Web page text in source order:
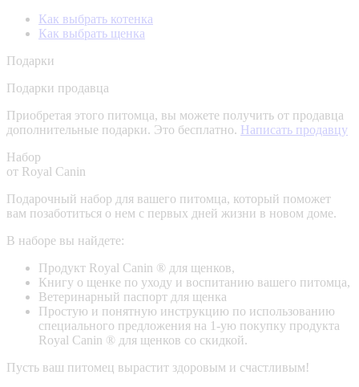
Как выбрать котенка
Как выбрать щенка
Подарки
Подарки продавца
Приобретая этого питомца, вы можете получить от продавца
дополнительные подарки. Это бесплатно. Написать продавцу
Набор
от Royal Canin
Подарочный набор для вашего питомца, который поможет
вам позаботиться о нем с первых дней жизни в новом доме.
В наборе вы найдете:
Продукт Royal Canin ® для щенков,
Книгу о щенке по уходу и воспитанию вашего питомца,
Ветеринарный паспорт для щенка
Простую и понятную инструкцию по использованию
специального предложения на 1-ую покупку продукта
Royal Canin ® для щенков со скидкой.
Пусть ваш питомец вырастит здоровым и счастливым!